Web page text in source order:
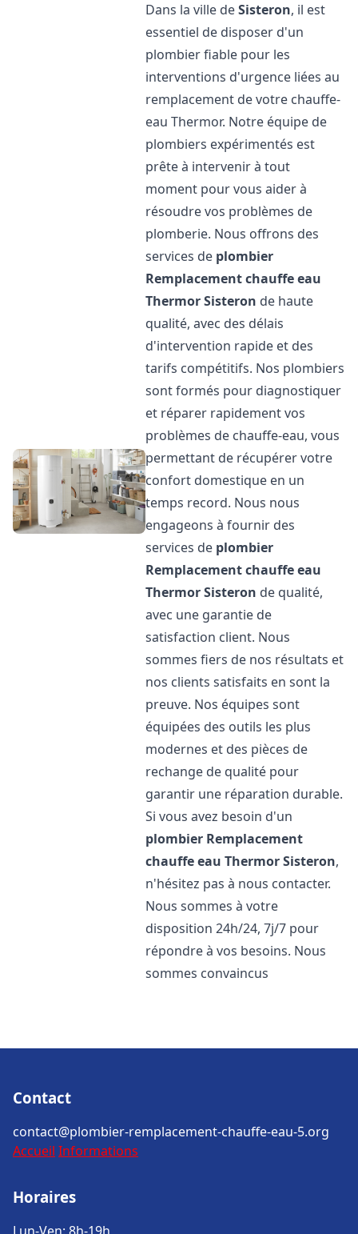
Dans la ville deSisteron, il est
essentiel de disposer d'un
plombier fiable pour les
interventions d'urgence liées au
remplacement de votre chauffe-
eau Thermor. Notre équipe de
plombiers expérimentés est
prête à intervenir à tout
moment pour vous aider à
résoudre vos problèmes de
plomberie. Nous offrons des
services de plombier
Remplacement chauffe eau
ThermorSisteron de haute
qualité, avec des délais
d'intervention rapide et des
tarifs compétitifs. Nos plombiers
sont formés pour diagnostiquer
et réparer rapidement vos
problèmes de chauffe-eau, vous
permettant de récupérer votre
confort domestique en un
temps record. Nous nous
engageons à fournir des
services de plombier
Remplacement chauffe eau
ThermorSisteron de qualité,
avec une garantie de
satisfaction client. Nous
sommes fiers de nos résultats et
nos clients satisfaits en sont la
preuve. Nos équipes sont
équipées des outils les plus
modernes et des pièces de
rechange de qualité pour
garantir une réparation durable.
Si vous avez besoin d'un
plombier Remplacement
chauffe eau ThermorSisteron,
n'hésitez pas à nous contacter.
Nous sommes à votre
disposition 24h/24, 7j/7 pour
répondre à vos besoins. Nous
sommes convaincus
Contact
contact@plombier-remplacement-chauffe-eau-5.org
Accueil Informations
Horaires